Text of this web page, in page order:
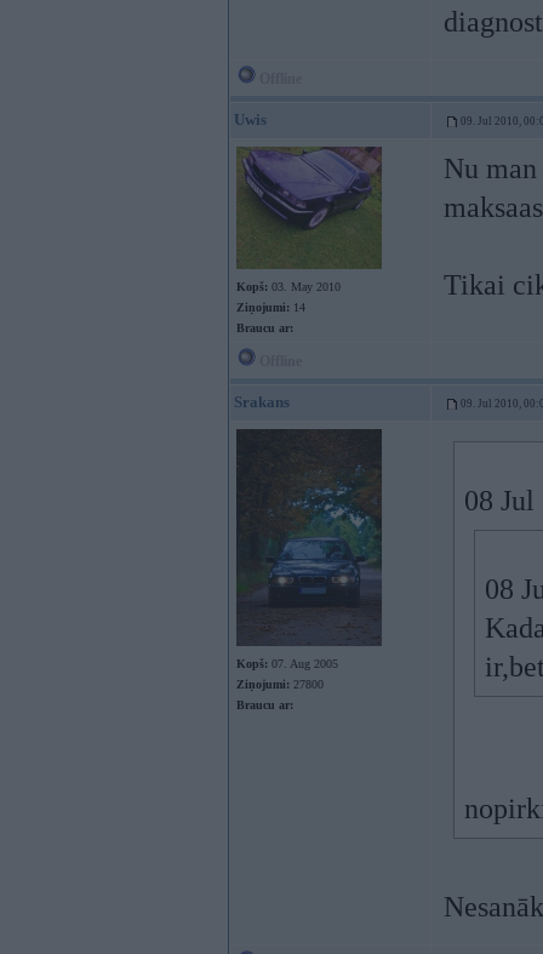
Uwis 09. Jul 2010,
Kopš: 03. May 2010
Ziņojumi: 14
Braucu ar:
Nu
Tikai
Srakans 09. Jul 2010,
Kopš: 07. Aug 2005
Ziņojumi: 27800
Braucu ar:
08
08